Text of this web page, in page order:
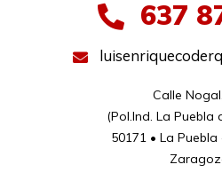
637
Calle
(Pol.Ind. La Puebla
50171 • La